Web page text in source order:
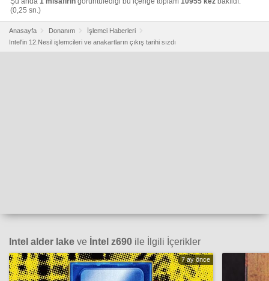
(0,25 sn.)
Anasayfa Donanım
İşlemci Haberleri
Intel'in 12.Nesil işlemcileri ve anakartların çıkış tarihi sızdı
Intel alder lake ve İntel z690 ile İlgili İçerikler
7 ay önce